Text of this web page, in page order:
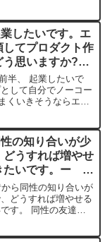
ので血液型が何かに
...
業したいです。エ
してプロダクト作
う思いますか?
り抜き
半、 起業したいで
して自分でノーコー
くいきそうならエン
＊＊＊＊＊文字起こ
...
性の知り合いが少
どうすれば増やせ
たいです。ー ひ
20230512
ら同性の知り合いが
どうすれば増やせる
す。 同性の友達は